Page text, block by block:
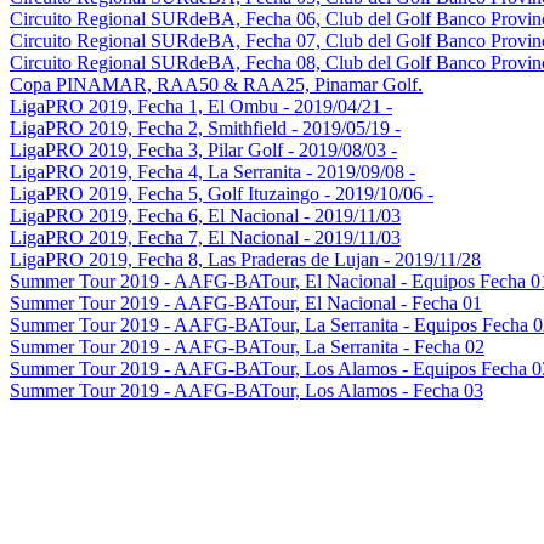
Circuito Regional SURdeBA, Fecha 06, Club del Golf Banco
Circuito Regional SURdeBA, Fecha 07, Club del Golf Banco
Circuito Regional SURdeBA, Fecha 08, Club del Golf Banco
Copa PINAMAR, RAA50 & RAA25, Pinamar Golf.
LigaPRO 2019, Fecha 1, El Ombu - 2019/04/21 -
LigaPRO 2019, Fecha 2, Smithfield - 2019/05/19 -
LigaPRO 2019, Fecha 3, Pilar Golf - 2019/08/03 -
LigaPRO 2019, Fecha 4, La Serranita - 2019/09/08 -
LigaPRO 2019, Fecha 5, Golf Ituzaingo - 2019/10/06 -
LigaPRO 2019, Fecha 6, El Nacional - 2019/11/03
LigaPRO 2019, Fecha 7, El Nacional - 2019/11/03
LigaPRO 2019, Fecha 8, Las Praderas de Lujan - 2019/11/28
Summer Tour 2019 - AAFG-BATour, El Nacional - Equipos Fecha
Summer Tour 2019 - AAFG-BATour, El Nacional - Fecha 01
Summer Tour 2019 - AAFG-BATour, La Serranita - Equipos Fecha
Summer Tour 2019 - AAFG-BATour, La Serranita - Fecha 02
Summer Tour 2019 - AAFG-BATour, Los Alamos - Equipos Fecha
Summer Tour 2019 - AAFG-BATour, Los Alamos - Fecha 03